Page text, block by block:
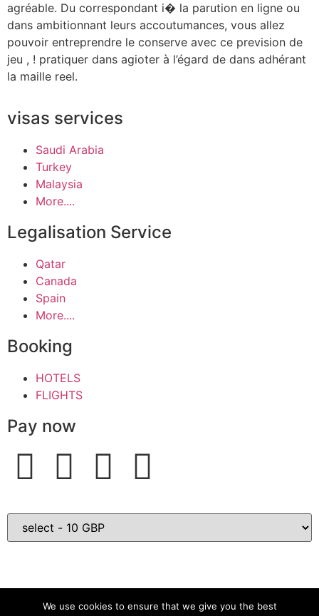
agréable. Du correspondant i� la parution en ligne ou
dans ambitionnant leurs accoutumances, vous allez
pouvoir entreprendre le conserve avec ce prevision de
jeu , ! pratiquer dans agioter à l’égard de dans adhérant
la maille reel.
visas services
Saudi Arabia
Turkey
Malaysia
More....
Legalisation Service
Qatar
Canada
Spain
More....
Booking
HOTELS
FLIGHTS
Pay now
We use cookies to ensure that we give you the best